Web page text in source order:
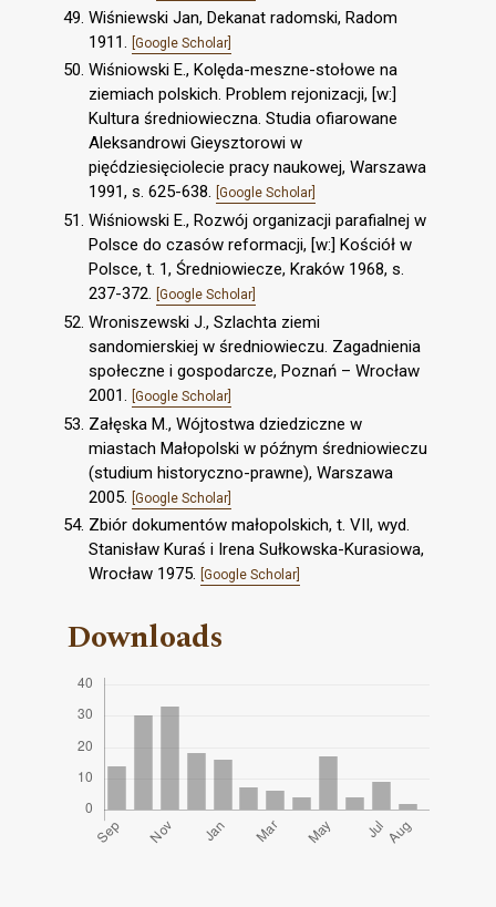
Wiśniewski Jan, Dekanat radomski, Radom
1911.
[Google Scholar]
Wiśniowski E., Kolęda-meszne-stołowe na
ziemiach polskich. Problem rejonizacji, [w:]
Kultura średniowieczna. Studia ofiarowane
Aleksandrowi Gieysztorowi w
pięćdziesięciolecie pracy naukowej, Warszawa
1991, s. 625-638. [Google Scholar]
Wiśniowski E., Rozwój organizacji parafialnej w
Polsce do czasów reformacji, [w:] Kościół w
Polsce, t. 1, Średniowiecze, Kraków 1968, s.
237-372. [Google Scholar]
Wroniszewski J., Szlachta ziemi
sandomierskiej w średniowieczu. Zagadnienia
społeczne i gospodarcze, Poznań – Wrocław
2001. [Google Scholar]
Załęska M., Wójtostwa dziedziczne w
miastach Małopolski w późnym średniowieczu
(studium historyczno-prawne), Warszawa
2005.
[Google Scholar]
Zbiór dokumentów małopolskich, t. VII, wyd.
Stanisław Kuraś i Irena Sułkowska-Kurasiowa,
Wrocław 1975. [Google Scholar]
Downloads